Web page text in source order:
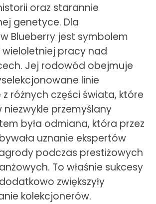
oraz starannie
genetyce. Dla
Blueberry jest symbolem
wieloletniej pracy nad
Jej rodowód obejmuje
linie
różnych części świata, które
niezwykle przemyślany
była odmiana, która przez
uznanie ekspertów
podczas prestiżowych
To właśnie sukcesy
zwiększyły
kolekcjonerów.